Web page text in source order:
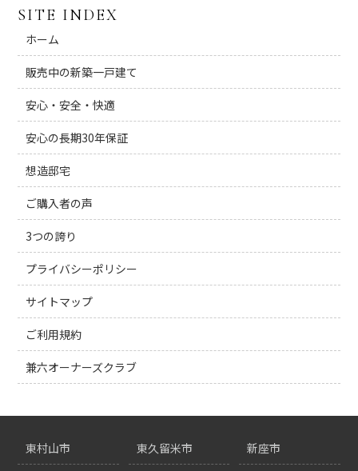
SITE INDEX
ホーム
販売中の新築一戸建て
安心・安全・快適
安心の長期30年保証
想造邸宅
ご購入者の声
3つの誇り
プライバシーポリシー
サイトマップ
ご利用規約
兼六オーナーズクラブ
東村山市 東久留米市 新座市